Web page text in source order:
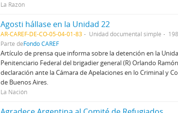
La Razón
Agosti hállase en la Unidad 22
AR-CAREF-DE-CO-05-04-01-83 Unidad documental simple
Parte deFondo CAREF
Artículo de prensa que informa sobre la detención en la
Penitenciario Federal del brigadier general (R) Orlando
declaración ante la Cámara de Apelaciones en lo Criminal y
de Buenos Aires.
La Nación